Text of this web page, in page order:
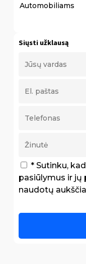
Automobiliams
Siųsti užklausą
* Sutinku,
pasiūlymus ir jų
naudotų